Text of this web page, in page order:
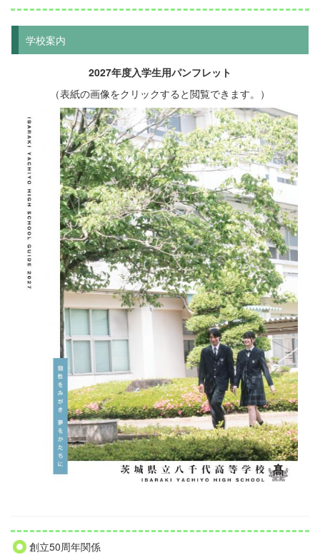
学校案内
2027年度入学生用パンフレット
（表紙の画像をクリックすると閲覧できます。）
創立50周年関係